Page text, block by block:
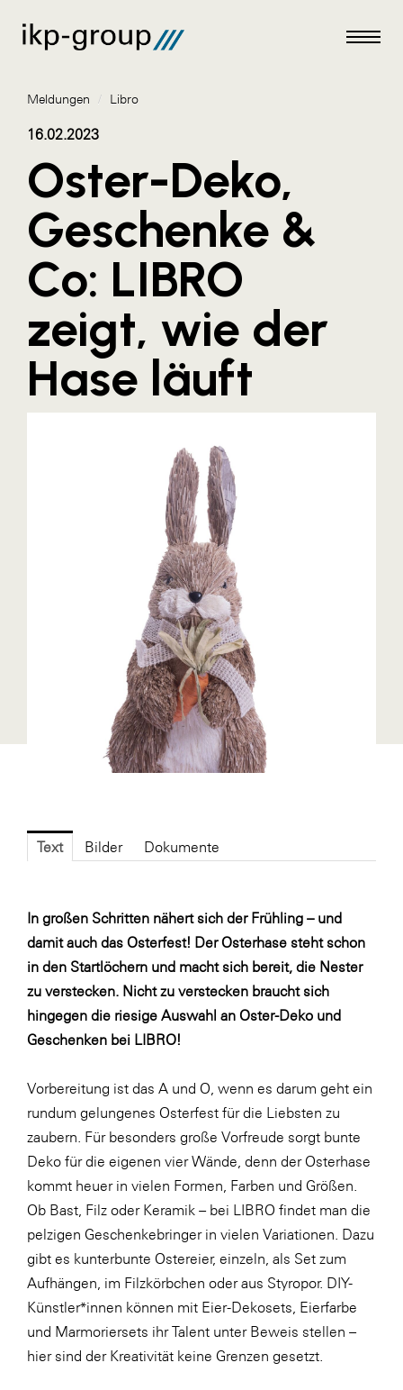
Meldungen
AKTUELLES
ACO
ALEX Krems
Amazon Web Services
Artweger
AustroCel Hallein
Bundesverband Sonnenschutztechnik
Colmobil Austria
Controller Institut
Designer Outlets Parndorf und Salzburg
DOMOFERM
FG UBIT Salzburg
FRoSTA
Gardena
Gas Connect Austria
GBV - Verband gemeinnütziger
Bauvereinigungen
Getzner Werkstoffe
ikp
Johnson & Johnson
JELD-WEN DANA
kosaplaner
LAT Nitrogen
Libro
Lidl Österreich
Die Menü-Manufaktur
MTH Retail Group
Meldungen / Libro
16.02.2023
Oster-Deko,
Geschenke &
Co: LIBRO
zeigt, wie der
Hase läuft
Text Bilder Dokumente
In großen Schritten nähert sich der Frühling – und
damit auch das Osterfest! Der Osterhase steht schon
in den Startlöchern und macht sich bereit, die Nester
zu verstecken. Nicht zu verstecken braucht sich
hingegen die riesige Auswahl an Oster-Deko und
Geschenken bei LIBRO!
Vorbereitung ist das A und O, wenn es darum geht ein
rundum gelungenes Osterfest für die Liebsten zu
zaubern. Für besonders große Vorfreude sorgt bunte
Deko für die eigenen vier Wände, denn der Osterhase
kommt heuer in vielen Formen, Farben und Größen.
Ob Bast, Filz oder Keramik – bei LIBRO findet man die
pelzigen Geschenkebringer in vielen Variationen. Dazu
gibt es kunterbunte Ostereier, einzeln, als Set zum
Aufhängen, im Filzkörbchen oder aus Styropor. DIY-
Künstler*innen können mit Eier-Dekosets, Eierfarbe
und Marmoriersets ihr Talent unter Beweis stellen –
hier sind der Kreativität keine Grenzen gesetzt.